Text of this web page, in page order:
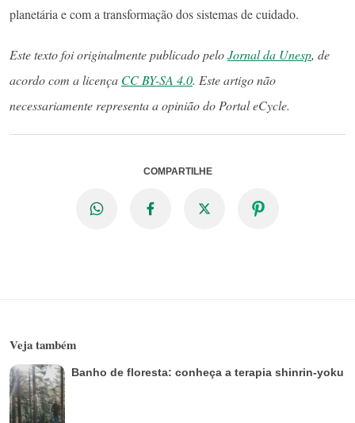
planetária e com a transformação dos sistemas de cuidado.
Este texto foi originalmente publicado peloJornal da Unesp, de
acordo com a licença CC BY-SA 4.0. Este artigo não
necessariamente representa a opinião do Portal eCycle.
COMPARTILHE
Veja também
Banho de floresta: conheça a terapia shinrin-yoku